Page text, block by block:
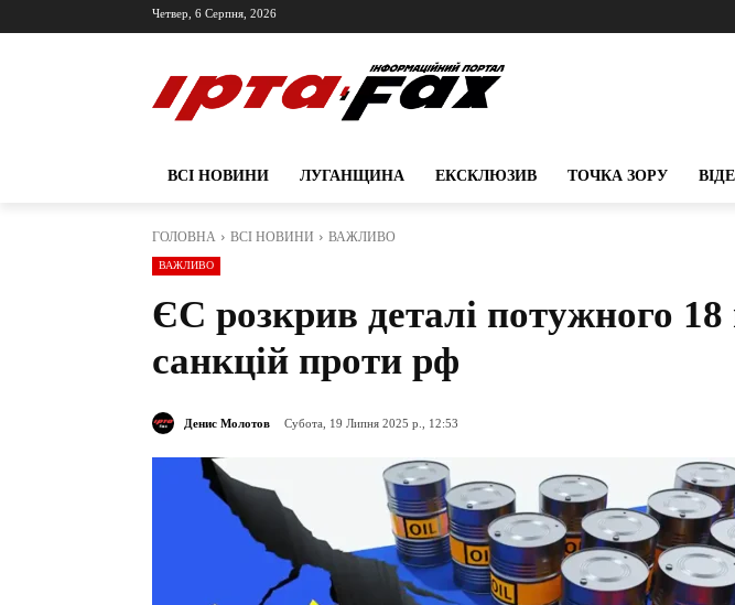
Четвер, 6 Серпня, 2026
ВСІ НОВИНИ ЛУГАНЩИНА ЕКСКЛЮЗИВ ТОЧКА ЗОРУ
ГОЛОВНА ВСІ НОВИНИ ВАЖЛИВО
ВАЖЛИВО
ЄС розкрив деталі потужного 18
санкцій проти рф
Денис Молотов Субота, 19 Липня 2025 р., 12:53